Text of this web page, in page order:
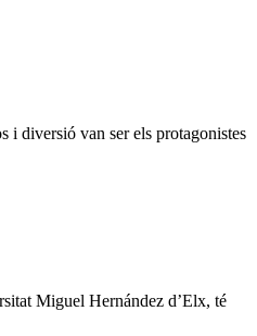
i diversió van ser els protagonistes
Miguel Hernández d’Elx, té